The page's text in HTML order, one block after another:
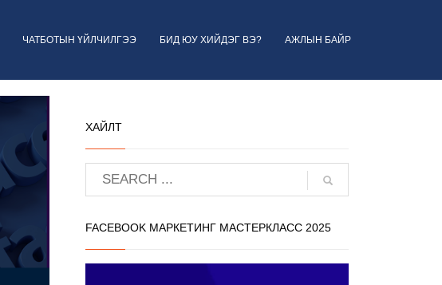
ЧАТБОТЫН ҮЙЛЧИЛГЭЭ БИД ЮУ ХИЙДЭГ ВЭ? АЖЛЫН БАЙР
ХАЙЛТ
FACEBOOK МАРКЕТИНГ МАСТЕРКЛАСС 2025